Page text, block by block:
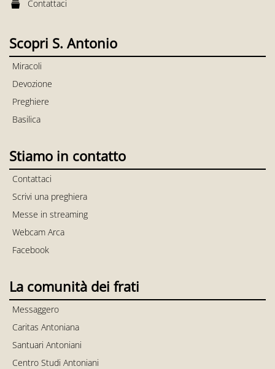
Contattaci
Scopri S. Antonio
Miracoli
Devozione
Preghiere
Basilica
Stiamo in contatto
Contattaci
Scrivi una preghiera
Messe in streaming
Webcam Arca
Facebook
La comunità dei frati
Messaggero
Caritas Antoniana
Santuari Antoniani
Centro Studi Antoniani